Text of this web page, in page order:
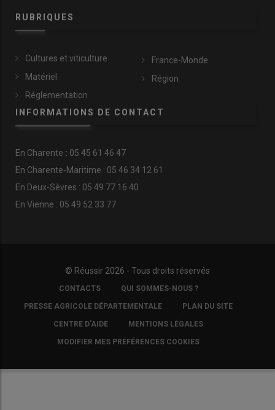
RUBRIQUES
Cultures et viticulture
Matériel
Réglementation
France-Monde
Région
INFORMATIONS DE CONTACT
En Charente : 05 45 61 46 47
En Charente-Maritime : 05 46 34 12 61
En Deux-Sèvres : 05 49 77 16 40
En Vienne : 05 49 52 33 77
© Réussir 2026 - Tous droits réservés
COPYRIGHTCONTACTS QUI SOMMES-NOUS ?
PRESSE AGRICOLE DÉPARTEMENTALE PLAN DU SITE
CENTRE D'AIDE MENTIONS LÉGALES
MODIFIER MES PRÉFÉRENCES COOKIES